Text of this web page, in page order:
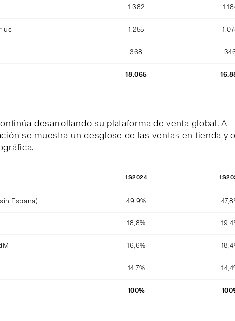
1.382
1.255
368 346
18.065
desarrollando su plataforma de venta global. A
se muestra un desglose de las ventas en tienda y
1S2024
España) 49,9%
18,8%
16,6%
14,7%
100%